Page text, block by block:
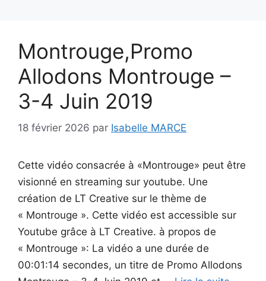
Montrouge,Promo
Allodons Montrouge –
3-4 Juin 2019
18 février 2026 par Isabelle MARCE
Cette vidéo consacrée à «Montrouge» peut être
visionné en streaming sur youtube. Une
création de LT Creative sur le thème de
« Montrouge ». Cette vidéo est accessible sur
Youtube grâce à LT Creative. à propos de
« Montrouge »: La vidéo a une durée de
00:01:14 secondes, un titre de Promo Allodons